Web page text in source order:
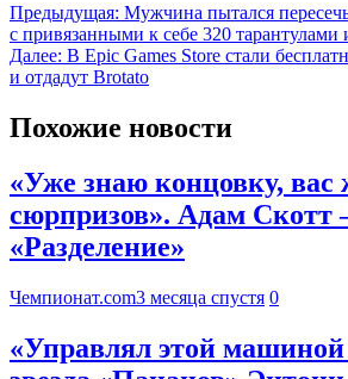
Предыдущая: Мужчина пытался
с привязанными к себе 320
Далее: В Epic Games Store стали
и отдадут Brotato
Похожие новости
«Уже знаю концовку, вас
сюрпризов». Адам Скотт
«Разделение»
Чемпионат.com3 месяца спустя 0
«Управлял этой машиной